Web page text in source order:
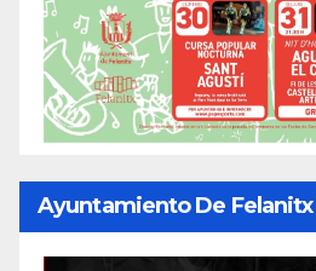
Ayuntamiento De Felanitx